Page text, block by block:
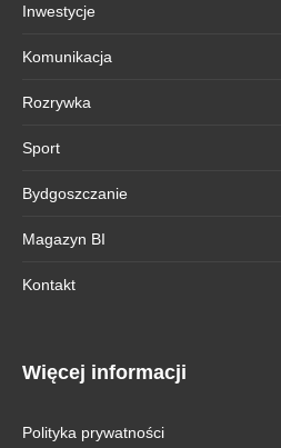
Inwestycje
Komunikacja
Rozrywka
Sport
Bydgoszczanie
Magazyn BI
Kontakt
Więcej informacji
Polityka prywatności